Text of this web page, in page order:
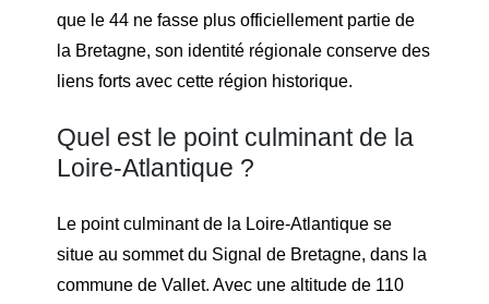
que le 44 ne fasse plus officiellement partie de
la Bretagne, son identité régionale conserve des
liens forts avec cette région historique.
Quel est le point culminant de la
Loire-Atlantique ?
Le point culminant de la Loire-Atlantique se
situe au sommet du Signal de Bretagne, dans la
commune de Vallet. Avec une altitude de 110